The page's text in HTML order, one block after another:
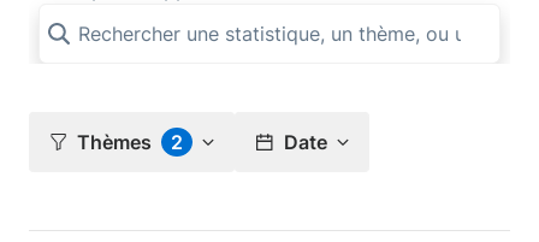
Thèmes 2 Date